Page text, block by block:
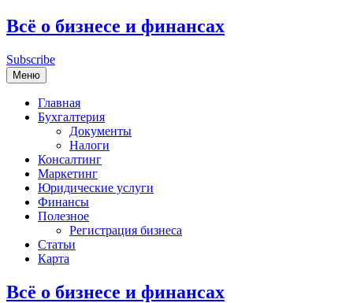
Перейти
к
Всё о бизнесе и финансах
Subscribe
Меню
Главная
Бухгалтерия
Документы
Налоги
Консалтинг
Маркетинг
Юридические услуги
Финансы
Полезное
Регистрация бизнеса
Статьи
Карта
Всё о бизнесе и финансах